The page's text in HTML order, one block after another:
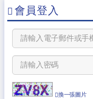
會員登入
換一張圖片